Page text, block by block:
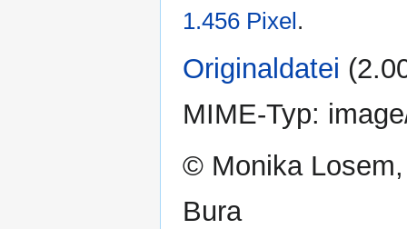
1.456 Pixel.
Originaldatei
MIME-Typ:
© Monika
Bura